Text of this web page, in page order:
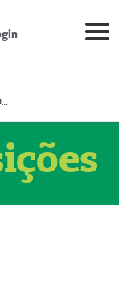
Prestador OFTALMOCLÍNICA SÃO GONÇALO (55004164-2)